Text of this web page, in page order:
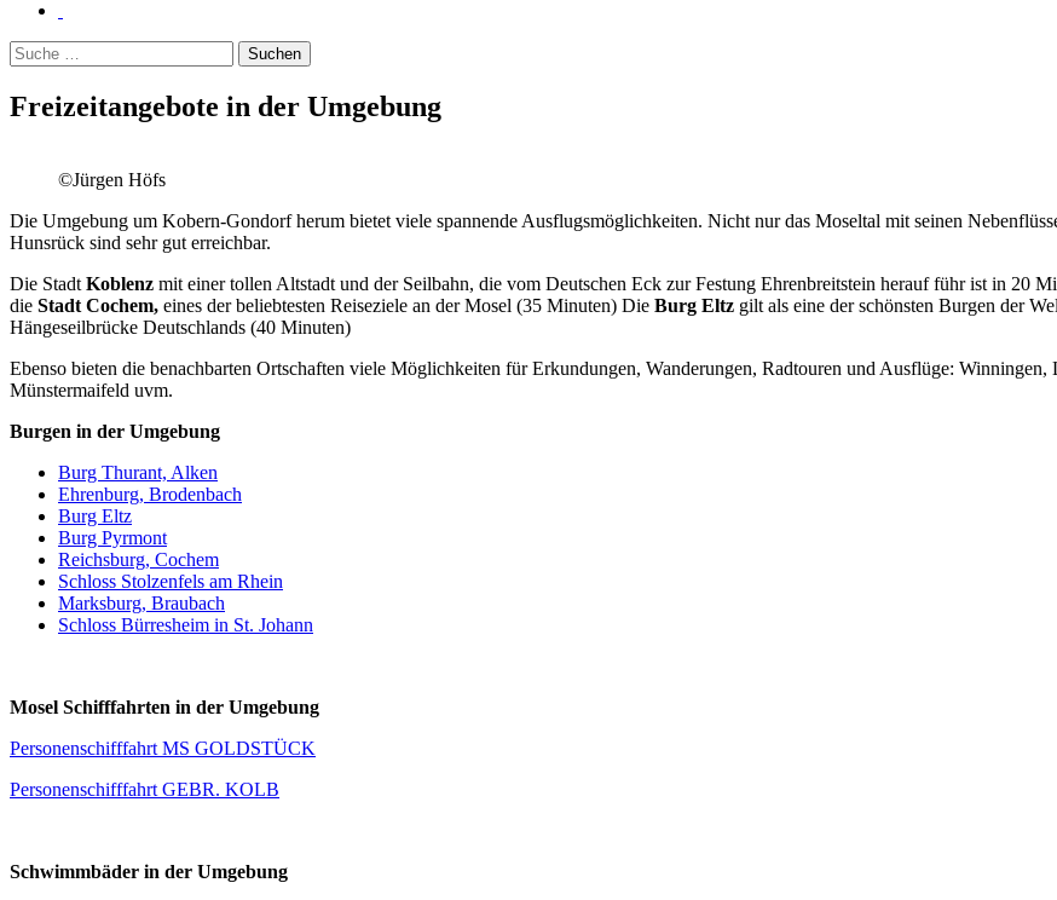
Suchen
nach:
Freizeitangebote in der Umgebung
©Jürgen Höfs
Die Umgebung um Kobern-Gondorf herum bietet viele spannende Ausflugsmöglichkeiten. Nicht nur das Moseltal mit seinen
Hunsrück sind sehr gut erreichbar.
Die Stadt Koblenz mit einer tollen Altstadt und der Seilbahn, die vom Deutschen Eck zur Festung Ehrenbreitstein herauf führ ist in 20
die Stadt Cochem, eines der beliebtesten Reiseziele an der Mosel (35 Minuten) Die Burg Eltz gilt als eine der schönsten Burgen der
Hängeseilbrücke Deutschlands (40 Minuten)
Ebenso bieten die benachbarten Ortschaften viele Möglichkeiten für Erkundungen, Wanderungen, Radtouren und Ausflüge:
Münstermaifeld uvm.
Burgen in der Umgebung
Burg Thurant, Alken
Ehrenburg, Brodenbach
Burg Eltz
Burg Pyrmont
Reichsburg, Cochem
Schloss Stolzenfels am Rhein
Marksburg, Braubach
Schloss Bürresheim in St. Johann
Mosel Schifffahrten in der Umgebung
Personenschifffahrt MS GOLDSTÜCK
Personenschifffahrt GEBR. KOLB
Schwimmbäder in der Umgebung